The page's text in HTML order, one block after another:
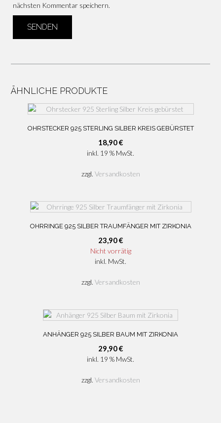
nächsten Kommentar speichern.
ÄHNLICHE PRODUKTE
OHRSTECKER 925 STERLING SILBER KREIS GEBÜRSTET
18,90€
inkl. 19 % MwSt.
zzgl. Versandkosten
OHRRINGE 925 SILBER TRAUMFÄNGER MIT ZIRKONIA
23,90€
Nicht vorrätig
inkl. MwSt.
zzgl. Versandkosten
ANHÄNGER 925 SILBER BAUM MIT ZIRKONIA
29,90€
inkl. 19 % MwSt.
zzgl. Versandkosten